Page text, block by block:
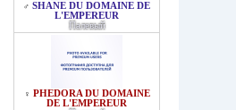
♂ SHANE DU DOMAINE DE
L'EMPEREUR
Палевый
♀ PHEDORA DU DOMAINE
DE L'EMPEREUR